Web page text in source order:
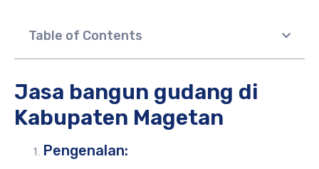
Table of Contents
Jasa bangun gudang di
Kabupaten Magetan
Pengenalan: